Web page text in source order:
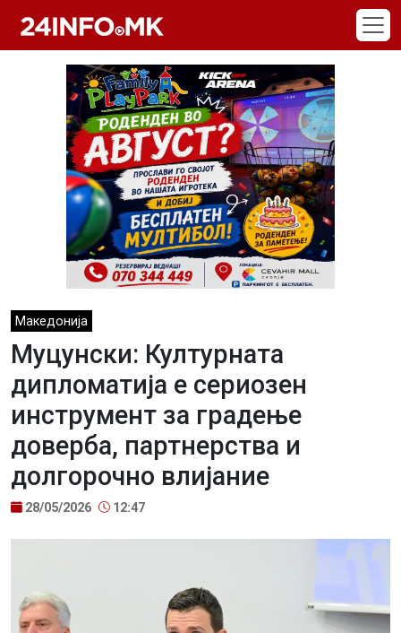
Македонија
Муцунски: Културната
дипломатија е сериозен
инструмент за градење
доверба, партнерства и
долгорочно влијание
28/05/2026 12:47